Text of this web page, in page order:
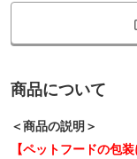
商品について
＜商品の説明＞
【ペットフードの包装